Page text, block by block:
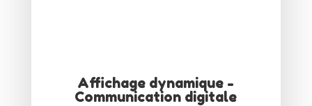
Affichage dynamique -
Communication digitale